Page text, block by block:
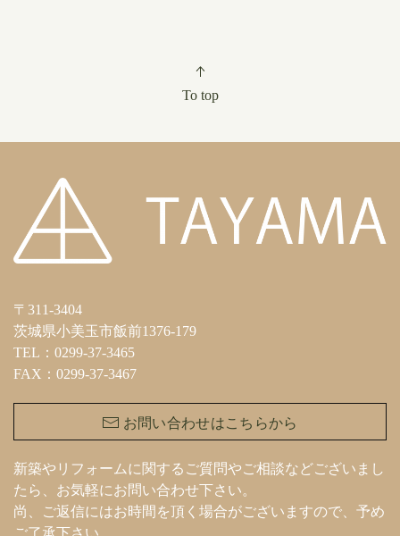
To top
〒311-3404
茨城県小美玉市飯前1376-179
TEL：0299-37-3465
FAX：0299-37-3467
お問い合わせはこちらから
新築やリフォームに関するご質問やご相談などございまし
たら、お気軽にお問い合わせ下さい。
尚、ご返信にはお時間を頂く場合がございますので、予め